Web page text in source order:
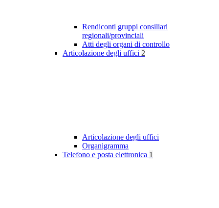
Rendiconti gruppi consiliari
regionali/provinciali
Atti degli organi di controllo
Articolazione degli uffici 2
Articolazione degli uffici
Organigramma
Telefono e posta elettronica 1